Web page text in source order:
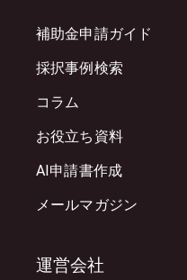
補助金申請ガイド
採択事例検索
コラム
お役立ち資料
AI申請書作成
メールマガジン
運営会社